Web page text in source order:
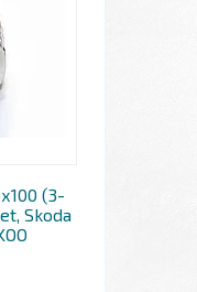
(3-
Skoda